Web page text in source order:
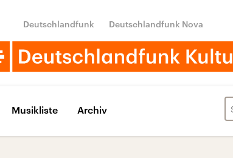
Deutschlandfunk Deutschlandfunk Nova
Musikliste Archiv